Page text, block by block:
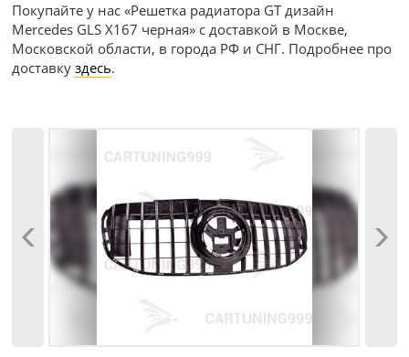
Покупайте у нас «Решетка радиатора GT дизайн
Mercedes GLS X167 черная» с доставкой в Москве,
Московской области, в города РФ и СНГ. Подробнее про
доставкуздесь.